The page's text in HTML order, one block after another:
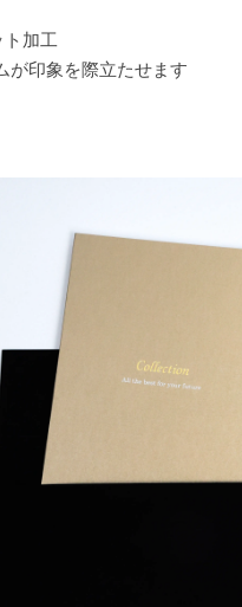
加工
が印象を際立たせます